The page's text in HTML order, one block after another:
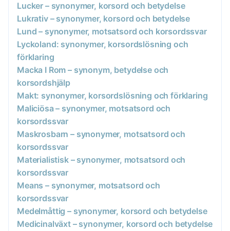
Lucker – synonymer, korsord och betydelse
Lukrativ – synonymer, korsord och betydelse
Lund – synonymer, motsatsord och korsordssvar
Lyckoland: synonymer, korsordslösning och
förklaring
Macka I Rom – synonym, betydelse och
korsordshjälp
Makt: synonymer, korsordslösning och förklaring
Maliciösa – synonymer, motsatsord och
korsordssvar
Maskrosbarn – synonymer, motsatsord och
korsordssvar
Materialistisk – synonymer, motsatsord och
korsordssvar
Means – synonymer, motsatsord och
korsordssvar
Medelmåttig – synonymer, korsord och betydelse
Medicinalväxt – synonymer, korsord och betydelse